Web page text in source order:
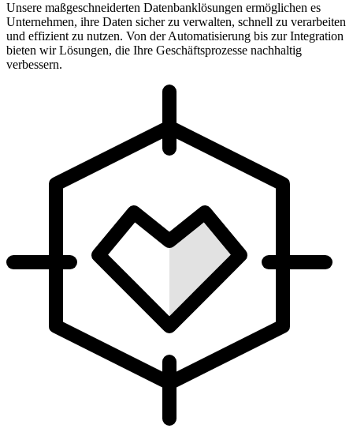
Unsere maßgeschneiderten Datenbanklösungen ermöglichen es
Unternehmen, ihre Daten sicher zu verwalten, schnell zu verarbeiten
und effizient zu nutzen. Von der Automatisierung bis zur Integration
bieten wir Lösungen, die Ihre Geschäftsprozesse nachhaltig
verbessern.